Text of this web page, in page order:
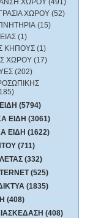
ΧΩΡΟΥ (52)
(15)
(1)
ΚΗΠΟΥΣ (1)
ΧΩΡΟΥ (17)
(202)
(5794)
ΕΙΔΗ (3061)
ΕΙΔΗ (1622)
(711)
(332)
(525)
(1835)
(408)
(408)